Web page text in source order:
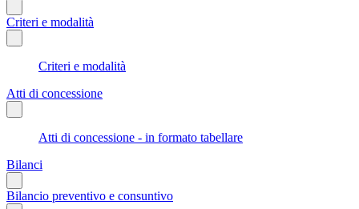
Criteri e modalità
Criteri e modalità
Atti di concessione
Atti di concessione - in formato tabellare
Bilanci
Bilancio preventivo e consuntivo